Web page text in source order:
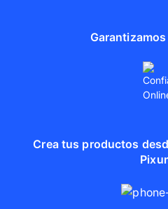
Crea tus productos